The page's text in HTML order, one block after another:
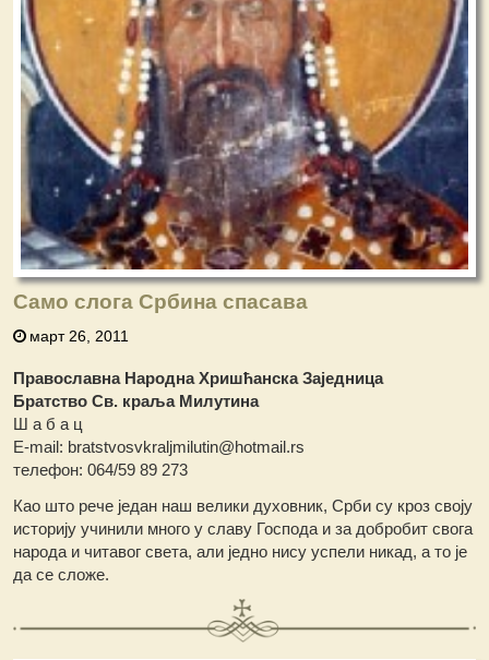
Само слога Србина спасава
март 26, 2011
Православна Народна Хришћанска Заједница
Братство Св. краља Милутина
Ш а б а ц
Е-mail: bratstvosvkraljmilutin@hotmail.rs
телефон: 064/59 89 273
Као што рече један наш велики духовник, Срби су кроз своју
историју учинили много у славу Господа и за добробит свога
народа и читавог света, али једно нису успели никад, а то је
да се сложе.